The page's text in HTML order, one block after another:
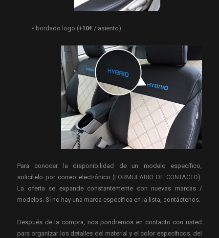
• bordado logo (+10€ / asiento)
Para conocer la disponibilidad de un modelo específico,
solicítelo por correo electrónico (FORMULARIO DE CONTACTO).
La oferta se expande constantemente con nuevas marcas /
modelos. Si no hay una marca específica en la lista, contáctenos.
Después de la compra, nos pondremos en contacto con usted
para organizar los detalles del material y el color específicos, del